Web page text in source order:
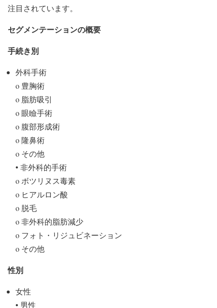
注目されています。
セグメンテーションの概要
手続き別
外科手術
o 豊胸術
o 脂肪吸引
o 眼瞼手術
o 腹部形成術
o 隆鼻術
o その他
• 非外科的手術
o ボツリヌス毒素
o ヒアルロン酸
o 脱毛
o 非外科的脂肪減少
o フォト・リジュビネーション
o その他
性別
女性
• 男性